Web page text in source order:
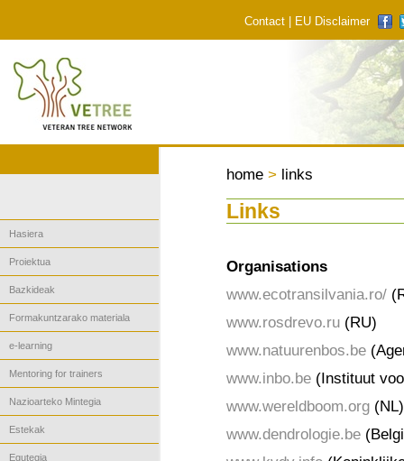
Contact EU Disclaimer
Hasiera
Proiektua
Bazkideak
Formakuntzarako materiala
e-learning
Mentoring for trainers
Nazioarteko Mintegia
Estekak
Egutegia
home > links
Links
Organisations
www.ecotransilvania.ro/
www.rosdrevo.ru (RU)
www.natuurenbos.be
www.inbo.be (Instituut
www.wereldboom.org (NL)
www.dendrologie.be